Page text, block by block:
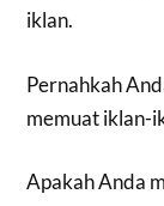
iklan.
Pernahkah
memuat iklan-
Apakah Anda